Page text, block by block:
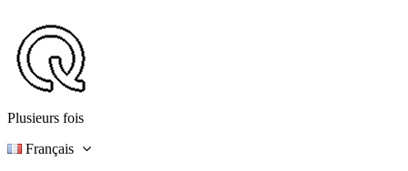
Plusieurs fois
Français